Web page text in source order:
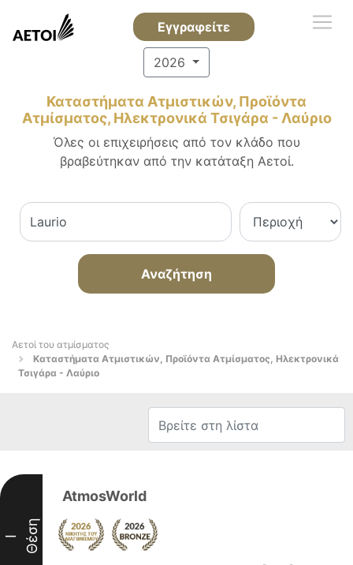
Εγγραφείτε
2026
Καταστήματα Ατμιστικών, Προϊόντα
Ατμίσματος, Ηλεκτρονικά Τσιγάρα - Λαύριο
Όλες οι επιχειρήσεις από τον κλάδο που
βραβεύτηκαν από την κατάταξη Αετοί.
Αναζήτηση
Αετοί του ατμίσματος
Καταστήματα Ατμιστικών, Προϊόντα Ατμίσματος, Ηλεκτρονικά
Τσιγάρα - Λαύριο
I Θέση
AtmosWorld